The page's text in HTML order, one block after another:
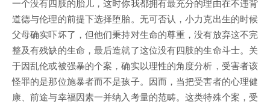
一个没有四肢的胎儿，这时你我都拥有最充分的理由在不违背
道德与伦理的前提下选择堕胎。无可否认，小力克出生的时候
父母确实吓坏了，但他们秉持对生命的尊重，没有放弃这不完
整及有残缺的生命，最后造就了这位没有四肢的生命斗士。关
于因乱伦或被强暴的个案，确实以理性的角度分析，受害者该
怪罪的是那位施暴者而不是孩子。因而，当把受害者的心理健
康、前途与幸福因素一并纳入考量的范畴。这类特殊个案，受